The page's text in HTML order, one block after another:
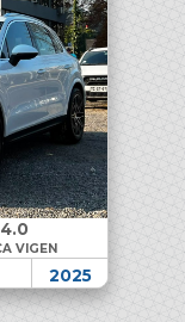
4.0
VIGEN
2025